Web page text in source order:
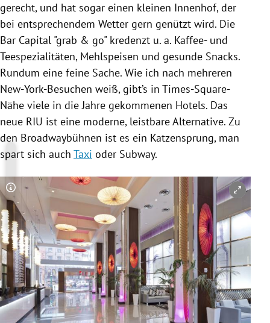
gerecht, und hat sogar einen kleinen Innenhof, der
bei entsprechendem Wetter gern genützt wird. Die
Bar Capital "grab & go" kredenzt u. a. Kaffee- und
Teespezialitäten, Mehlspeisen und gesunde Snacks.
Rundum eine feine Sache. Wie ich nach mehreren
New-York-Besuchen weiß, gibt’s in Times-Square-
Nähe viele in die Jahre gekommenen Hotels. Das
neue RIU ist eine moderne, leistbare Alternative. Zu
den Broadwaybühnen ist es ein Katzensprung, man
spart sich auch Taxi oder Subway.
Copyright-Hinweis öffnen/schließen